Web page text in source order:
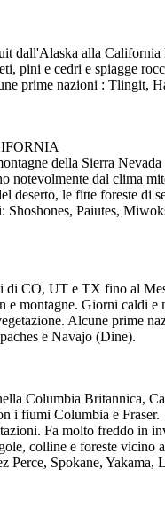
dall'Alaska alla California
pini e cedri e spiagge
prime nazioni : Tlingit,
della Sierra Nevada
notevolmente dal clima
deserto, le fitte foreste di
Shoshones, Paiutes,
di CO, UT e TX fino al
e montagne. Giorni caldi e
Alcune prime
e Navajo (Dine).
Columbia Britannica,
i fiumi Columbia e Fraser.
Fa molto freddo in
colline e foreste vicino
Perce, Spokane, Yakama,